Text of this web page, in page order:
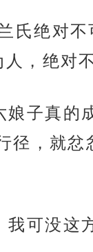
氏绝对
，绝对
子真的
径，就
可没这